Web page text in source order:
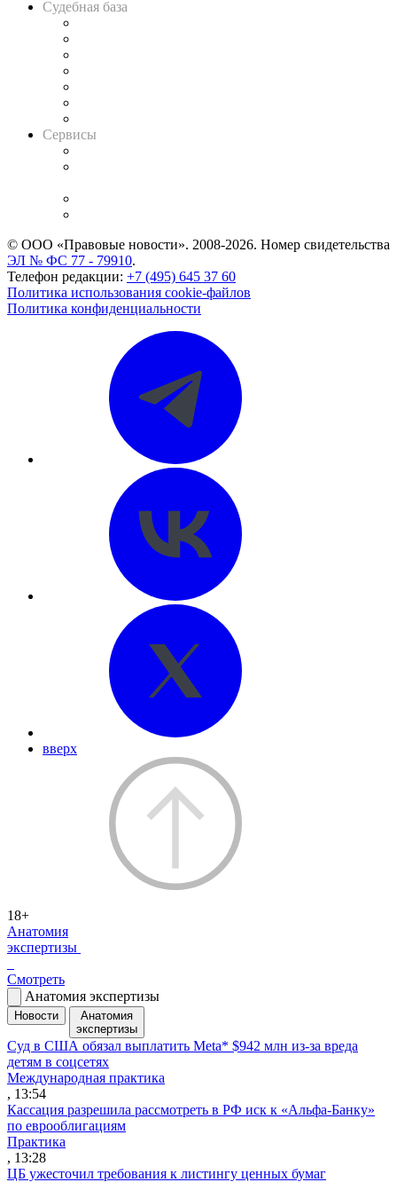
Судебная база
Сервисы
© ООО «Правовые новости». 2008-2026. Номер свидетельства
ЭЛ № ФС 77 - 79910.
Телефон редакции: +7 (495) 645 37 60
Политика использования cookie-файлов
Политика конфиденциальности
вверх
18+
Анатомия
экспертизы
Смотреть
Анатомия экспертизы
Новости
Анатомия
экспертизы
Суд в США обязал выплатить Meta* $942 млн из-за вреда
детям в соцсетях
Международная практика
, 13:54
Кассация разрешила рассмотреть в РФ иск к «Альфа-Банку»
по еврооблигациям
Практика
, 13:28
ЦБ ужесточил требования к листингу ценных бумаг